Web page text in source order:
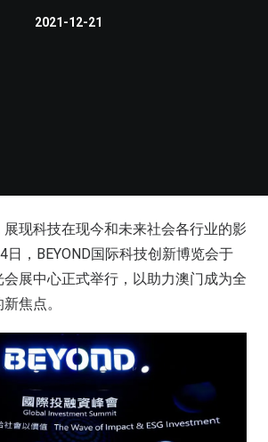
2021-12-21
现科技在现今和未来社会各行业的影
日，BEYOND国际科技创新博览会于
展中心正式举行，以助力澳门成为全
焦点。